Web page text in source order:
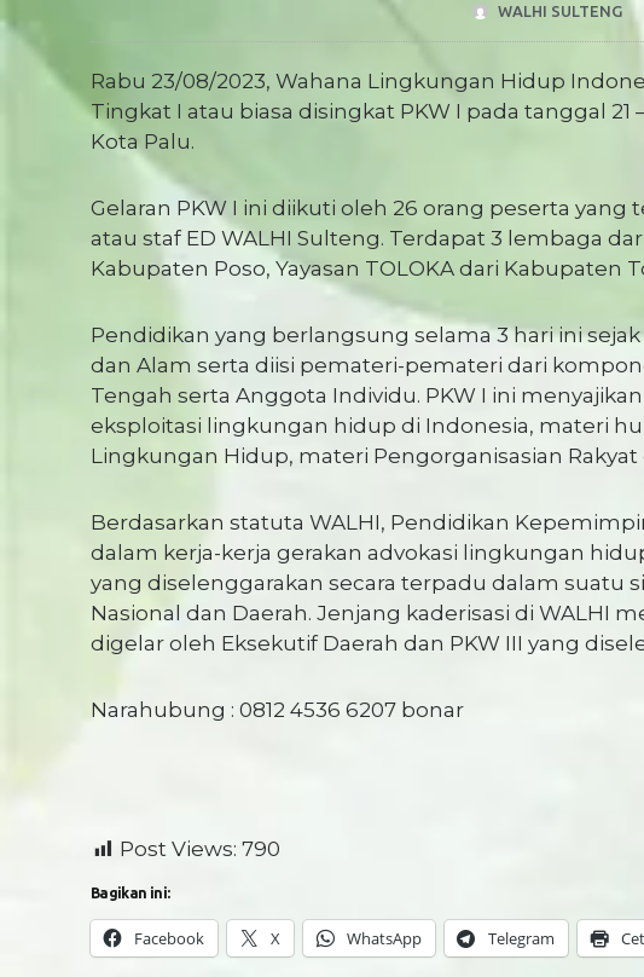
WALHI SULTENG
Rabu 23/08/2023, Wahana Lingkungan Hidup
Tingkat I atau biasa disingkat PKW I pada tanggal
Kota Palu.
Gelaran PKW I ini diikuti oleh 26 orang peserta
atau staf ED WALHI Sulteng. Terdapat 3 lembaga
Kabupaten Poso, Yayasan TOLOKA dari
Pendidikan yang berlangsung selama 3 hari ini
dan Alam serta diisi pemateri-pemateri dari
Tengah serta Anggota Individu. PKW I ini
eksploitasi lingkungan hidup di Indonesia, materi
Lingkungan Hidup, materi Pengorganisasian Rakyat
Berdasarkan statuta WALHI, Pendidikan
dalam kerja-kerja gerakan advokasi lingkungan
yang diselenggarakan secara terpadu dalam
Nasional dan Daerah. Jenjang kaderisasi di WALHI
digelar oleh Eksekutif Daerah dan PKW III yang
Narahubung : 0812 4536 6207 bonar
Post Views: 790
Bagikan ini:
Facebook X WhatsApp Telegram